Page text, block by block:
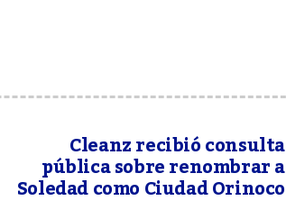
Cleanz recibió consulta
pública sobre renombrar a
Soledad como Ciudad Orinoco